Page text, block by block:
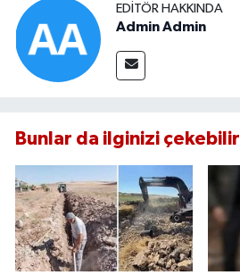
EDITÖR HAKKINDA
Admin Admin
Bunlar da ilginizi çekebilir